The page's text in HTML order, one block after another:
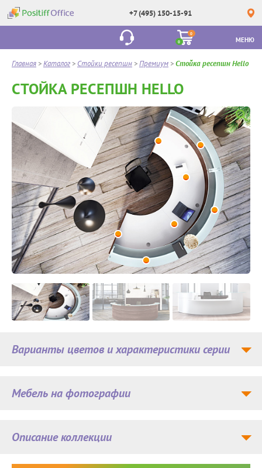
+7 (495) 150-15-91
0
0
МЕНЮ
Главная >Каталог > Стойки ресепшн >Премиум >Стойка ресепшн Hello
СТОЙКА РЕСЕПШН HELLO
Мебель на фотографии
Варианты цветов и характеристики серии
Описание коллекции